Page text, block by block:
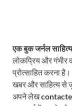
एक बुक जर्नल साहित्य
लोकप्रिय और गंभीर
प्रोत्साहित करना
खबर और साहित्य से
अपने लेख